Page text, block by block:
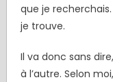
que je
je trouve.
Il va donc sans
à l’autre. Selon